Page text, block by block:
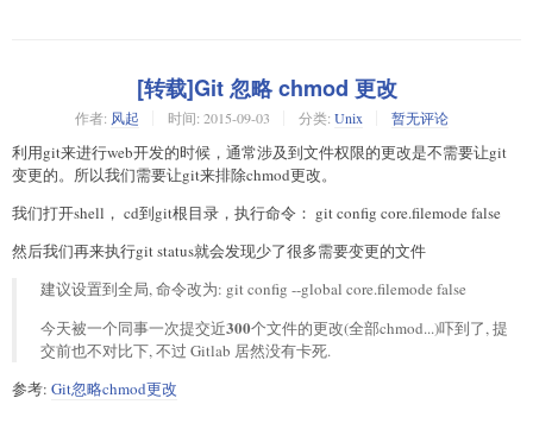
[转载]Git 忽略 chmod 更改
作者: 风起 时间: 2015-09-03 分类: Unix 暂无评论
利用git来进行web开发的时候，通常涉及到文件权限的更改是不需要让git
变更的。所以我们需要让git来排除chmod更改。
我们打开shell， cd到git根目录，执行命令： git config core.filemode false
然后我们再来执行git status就会发现少了很多需要变更的文件
建议设置到全局, 命令改为: git config --global core.filemode false
今天被一个同事一次提交近300个文件的更改(全部chmod...)吓到了, 提
交前也不对比下, 不过 Gitlab 居然没有卡死.
参考: Git忽略chmod更改